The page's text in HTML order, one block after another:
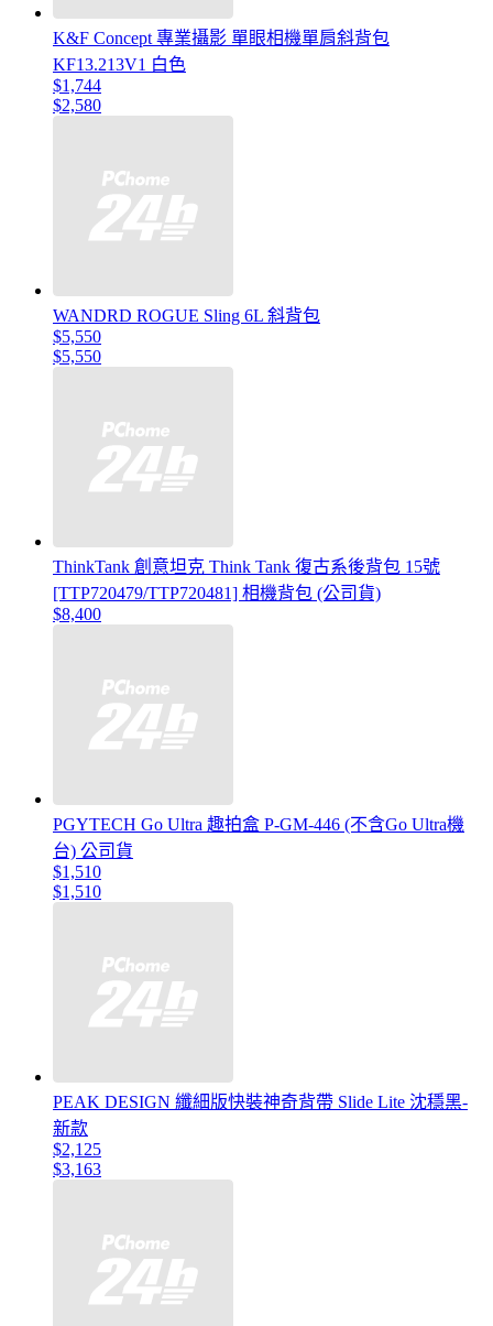
K&F Concept 專業攝影 單眼相機單肩斜背包
KF13.213V1 白色
$1,744
$2,580
WANDRD ROGUE Sling 6L 斜背包
$5,550
$5,550
ThinkTank 創意坦克 Think Tank 復古系後背包 15號
[TTP720479/TTP720481] 相機背包 (公司貨)
$8,400
PGYTECH Go Ultra 趣拍盒 P-GM-446 (不含Go Ultra機
台) 公司貨
$1,510
$1,510
PEAK DESIGN 纖細版快裝神奇背帶 Slide Lite 沈穩黑-
新款
$2,125
$3,163